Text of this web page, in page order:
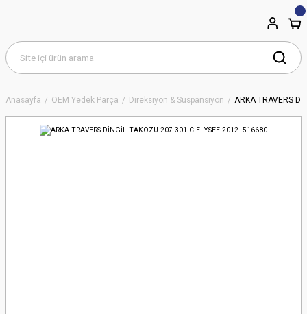
Anasayfa OEM Yedek Parça Direksiyon & Süspansiyon ARKA TRAVERS